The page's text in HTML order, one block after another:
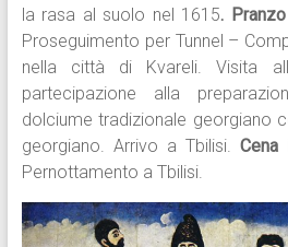
la rasa al suolo nel 1615.
Proseguimento per Tunnel –
nella città di Kvareli. Visita
partecipazione alla
dolciume tradizionale georgiano
georgiano. Arrivo a Tbilisi. Cena
Pernottamento a Tbilisi.